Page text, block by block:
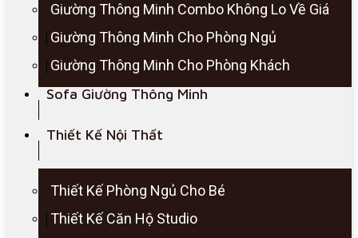
Giường Thông Minh Combo Không Lo Về Giá
Giường Thông Minh Cho Phòng Ngủ
Giường Thông Minh Cho Phòng Khách
Sofa Giường Thông Minh
Thiết Kế Nội Thất
Thiết Kế Phòng Ngủ Cho Bé
Thiết Kế Căn Hộ Studio